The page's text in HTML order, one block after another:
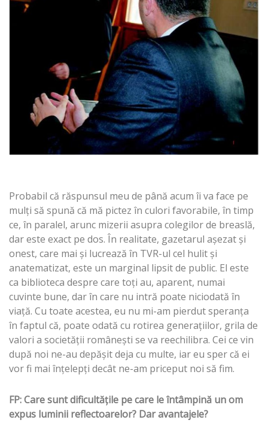
Probabil că răspunsul meu de până acum îi va face pe
mulţi să spună că mă pictez în culori favorabile, în timp
ce, în paralel, arunc mizerii asupra colegilor de breaslă,
dar este exact pe dos. În realitate, gazetarul aşezat şi
onest, care mai şi lucrează în TVR-ul cel hulit şi
anatematizat, este un marginal lipsit de public. El este
ca biblioteca despre care toţi au, aparent, numai
cuvinte bune, dar în care nu intră poate niciodată în
viaţă. Cu toate acestea, eu nu mi-am pierdut speranţa
în faptul că, poate odată cu rotirea generaţiilor, grila de
valori a societăţii româneşti se va reechilibra. Cei ce vin
după noi ne-au depăşit deja cu multe, iar eu sper că ei
vor fi mai înţelepţi decât ne-am priceput noi să fim.
FP: Care sunt dificultăţile pe care le întâmpină un om
expus luminii reflectoarelor? Dar avantajele?